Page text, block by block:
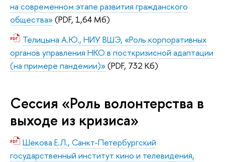
на современном этапе развития гражданского
общества»(PDF, 1,64 Мб)
Телицына А.Ю., НИУ ВШЭ, «Роль корпоративных
органов управления НКО в посткризисной адаптации
(на примере пандемии)»(PDF, 732 Кб)
Сессия «Роль волонтерства в
выходе из кризиса»
Шекова Е.Л., Санкт-Петербургский
государственный институт кино и телевидения,